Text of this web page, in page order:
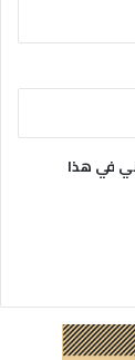
في هذا